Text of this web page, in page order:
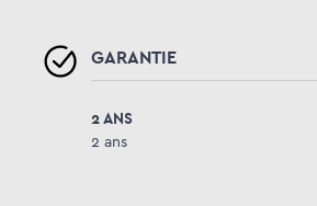
GARANTIE
2 ANS
2 ans